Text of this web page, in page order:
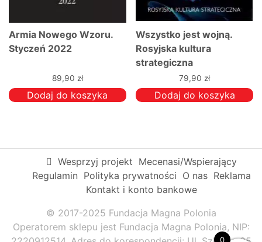
Armia Nowego Wzoru.
Styczeń 2022
89,90 zł
Dodaj do koszyka
Wszystko jest wojną.
Rosyjska kultura
strategiczna
79,90 zł
Dodaj do koszyka
Wesprzyj projekt Mecenasi/Wspierający
Regulamin Polityka prywatności O nas Reklama
Kontakt i konto bankowe
© 2017-2025 Fundacja Magna Polonia
Operatorem sklepu jest Fundacja Magna Polonia, NIP:
0